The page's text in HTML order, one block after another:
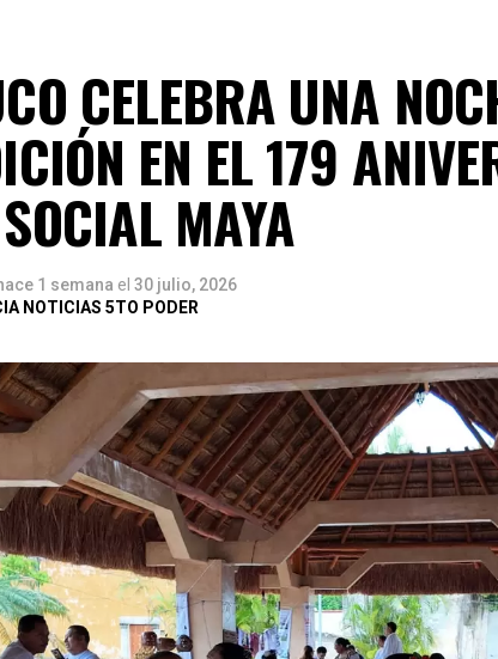
CELEBRA UNA
EN EL 179
MAYA
1 semana el 30 julio, 2026
NOTICIAS 5TO PODER